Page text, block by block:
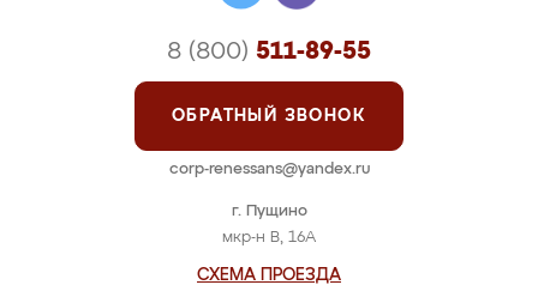
г. Пущино
мкр-н В, 16А
СХЕМА ПРОЕЗДА
8 (800) 511-89-55
ОБРАТНЫЙ ЗВОНОК
corp-renessans@yandex.ru